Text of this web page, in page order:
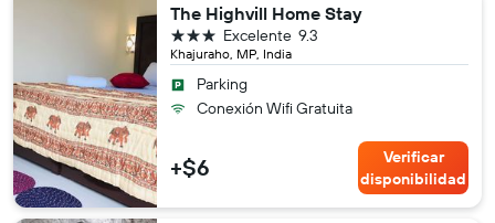
The Highvill Home Stay
Khajuraho, MP, India
9.3
Excelente
3 estrellas
Parking
Conexión Wifi Gratuita
+$6
Verificar
disponibilidad